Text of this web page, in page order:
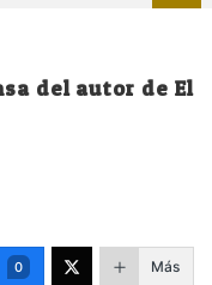
del autor de El
0 Más